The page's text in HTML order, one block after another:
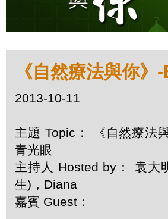
《自然療法與你
2013-10-11
主題 Topic： 《自然療法
青光眼
主持人 Hosted by： 袁大
生)，Diana
嘉賓 Guest：